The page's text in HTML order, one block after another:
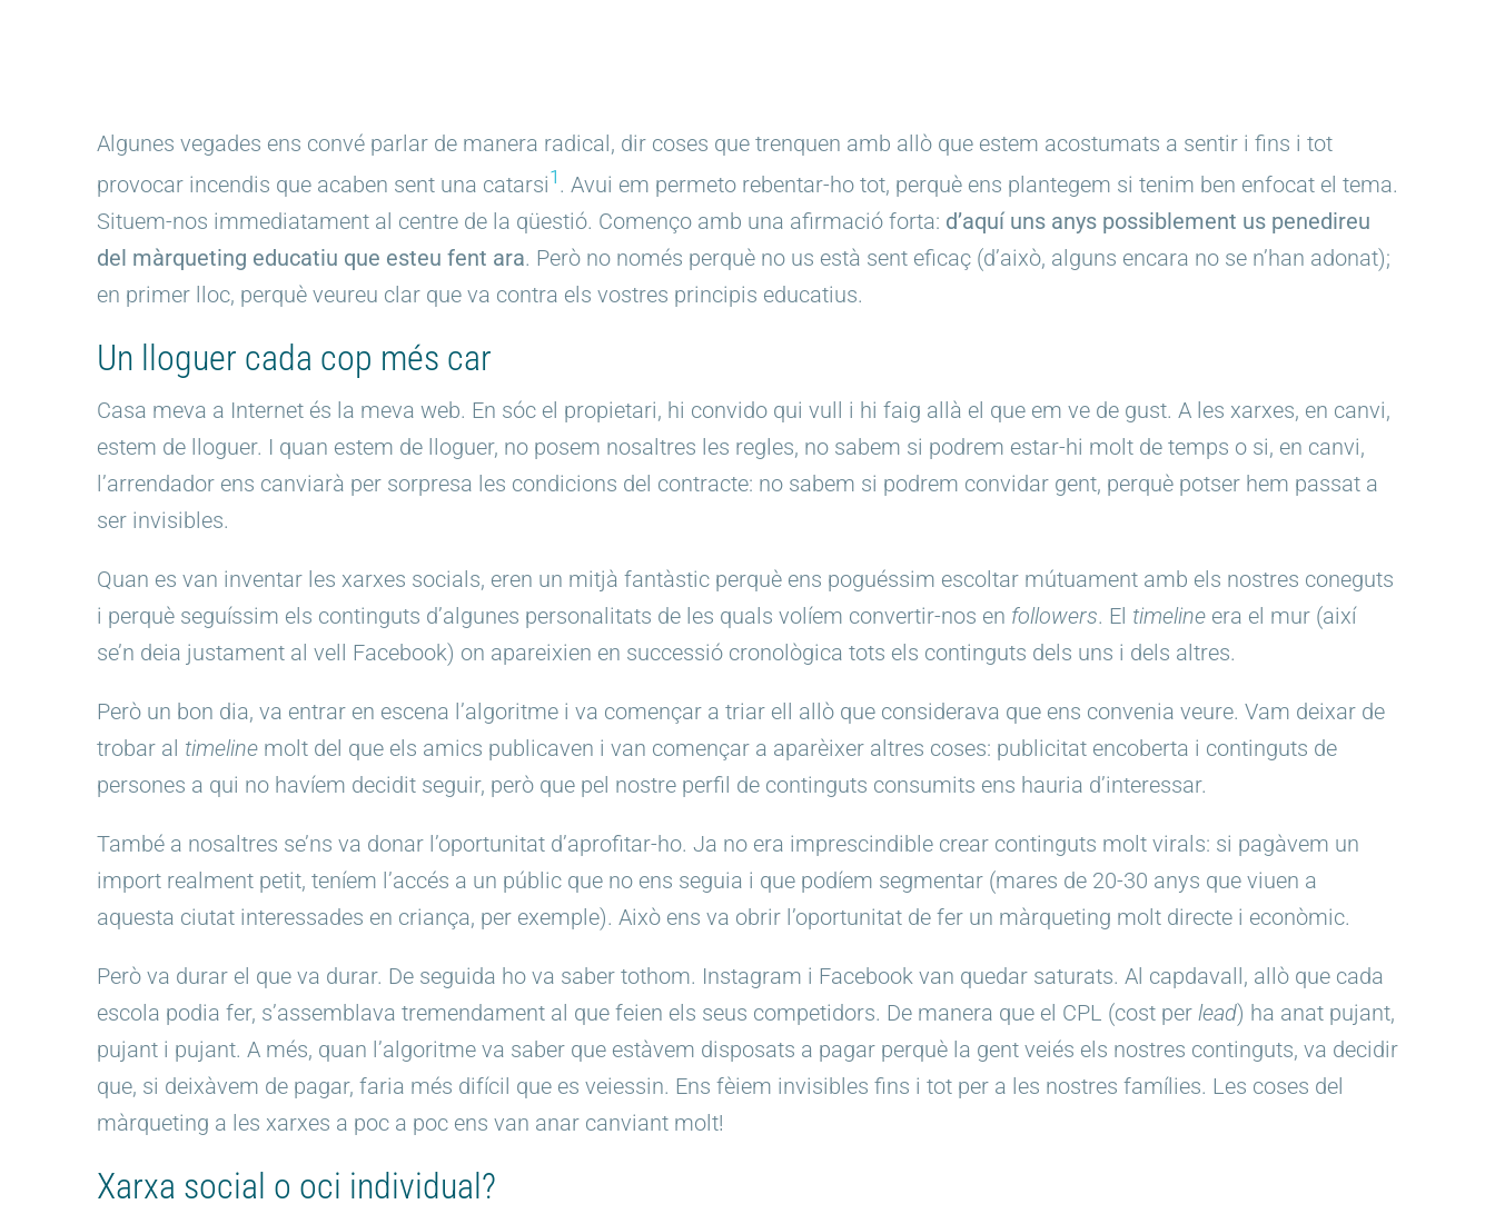
Algunes vegades ens convé parlar de manera radical, dir coses que trenquen amb allò que estem acostumats a sentir i fins i tot
provocar incendis que acaben sent una catarsi1 . Avui em permeto rebentar-ho tot, perquè ens plantegem si tenim ben enfocat el tema.
Situem-nos immediatament al centre de la qüestió. Començo amb una afirmació forta: d’aquí uns anys possiblement us penedireu
del màrqueting educatiu que esteu fent ara. Però no només perquè no us està sent eficaç (d’això, alguns encara no se n’han adonat);
en primer lloc, perquè veureu clar que va contra els vostres principis educatius.
Un lloguer cada cop més car
Casa meva a Internet és la meva web. En sóc el propietari, hi convido qui vull i hi faig allà el que em ve de gust. A les xarxes, en canvi,
estem de lloguer. I quan estem de lloguer, no posem nosaltres les regles, no sabem si podrem estar-hi molt de temps o si, en canvi,
l’arrendador ens canviarà per sorpresa les condicions del contracte: no sabem si podrem convidar gent, perquè potser hem passat a
ser invisibles.
Quan es van inventar les xarxes socials, eren un mitjà fantàstic perquè ens poguéssim escoltar mútuament amb els nostres coneguts
i perquè seguíssim els continguts d’algunes personalitats de les quals volíem convertir-nos en followers. El timelineera el mur (així
se’n deia justament al vell Facebook) on apareixien en successió cronològica tots els continguts dels uns i dels altres.
Però un bon dia, va entrar en escena l’algoritme i va començar a triar ell allò que considerava que ens convenia veure. Vam deixar de
trobar al timelinemolt del que els amics publicaven i van començar a aparèixer altres coses: publicitat encoberta i continguts de
persones a qui no havíem decidit seguir, però que pel nostre perfil de continguts consumits ens hauria d’interessar.
També a nosaltres se’ns va donar l’oportunitat d’aprofitar-ho. Ja no era imprescindible crear continguts molt virals: si pagàvem un
import realment petit, teníem l’accés a un públic que no ens seguia i que podíem segmentar (mares de 20-30 anys que viuen a
aquesta ciutat interessades en criança, per exemple). Això ens va obrir l’oportunitat de fer un màrqueting molt directe i econòmic.
Però va durar el que va durar. De seguida ho va saber tothom. Instagram i Facebook van quedar saturats. Al capdavall, allò que cada
escola podia fer, s’assemblava tremendament al que feien els seus competidors. De manera que el CPL (cost per lead) ha anat pujant,
pujant i pujant. A més, quan l’algoritme va saber que estàvem disposats a pagar perquè la gent veiés els nostres continguts, va decidir
que, si deixàvem de pagar, faria més difícil que es veiessin. Ens fèiem invisibles fins i tot per a les nostres famílies. Les coses del
màrqueting a les xarxes a poc a poc ens van anar canviant molt!
Xarxa social o oci individual?